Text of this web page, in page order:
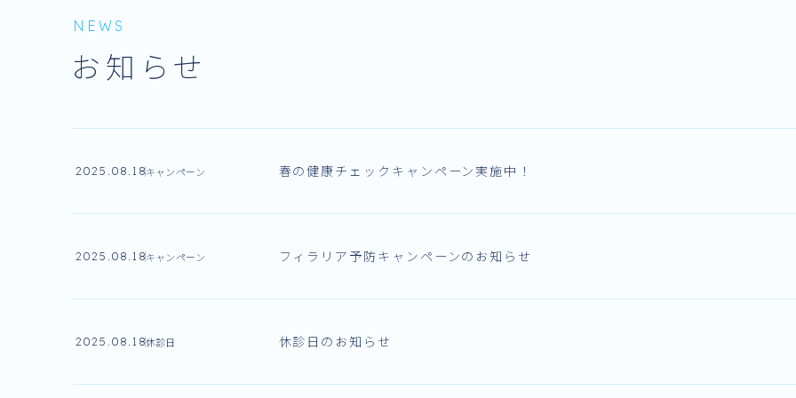
NEWS
お知らせ
2025.08.18キャンペーン 春の健康チェックキャンペーン実施中！
2025.08.18キャンペーン フィラリア予防キャンペーンのお知らせ
2025.08.18休診日 休診日のお知らせ